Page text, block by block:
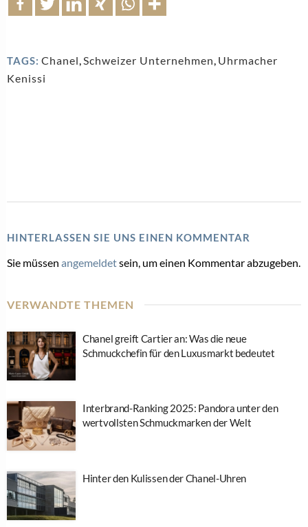
TAGS: Chanel,Schweizer Unternehmen, Uhrmacher
Kenissi
HINTERLASSEN SIE UNS EINEN KOMMENTAR
Sie müssen angemeldetsein, um einen Kommentar abzugeben.
VERWANDTE THEMEN
Chanel greift Cartier an: Was die neue
Schmuckchefin für den Luxusmarkt bedeutet
Interbrand-Ranking 2025: Pandora unter den
wertvollsten Schmuckmarken der Welt
Hinter den Kulissen der Chanel-Uhren